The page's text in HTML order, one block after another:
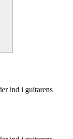
ind i guitarens